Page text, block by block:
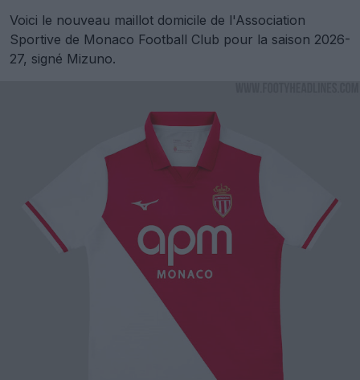
Voici le nouveau maillot domicile de l'Association
Sportive de Monaco Football Club pour la saison 2026-
27, signé Mizuno.